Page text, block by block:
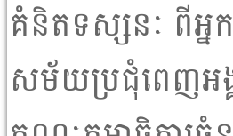
គំនិតទស្សនៈ ពីអ្
សម័យប្រជុំពេញអង្